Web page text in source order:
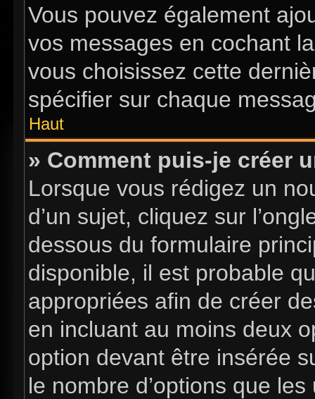
Vous pouvez également
vos messages en cochant
vous choisissez cette
spécifier sur chaque
Haut
» Comment puis-je créer
Lorsque vous rédigez un
d’un sujet, cliquez sur
dessous du formulaire
disponible, il est probable
appropriées afin de créer
en incluant au moins deux
option devant être insérée
le nombre d’options que